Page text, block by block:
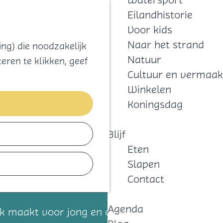
die noodzakelijk
te klikken, geef
Eilandhistorie
Voor kids
Naar het strand
Natuur
Cultuur en vermaak
Winkelen
Koningsdag
Blijf
Eten
Slapen
Contact
Agenda
voor jong en oud door middel van